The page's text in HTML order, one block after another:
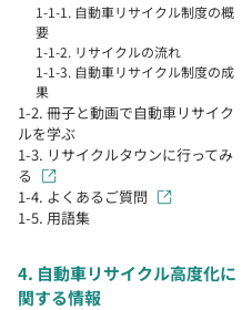
1-1-1. 自動車リサイクル制度の概
要
1-1-2. リサイクルの流れ
1-1-3. 自動車リサイクル制度の成
果
1-2. 冊子と動画で自動車リサイク
ルを学ぶ
1-3. リサイクルタウンに行ってみ
る
1-4. よくあるご質問
1-5. 用語集
4. 自動車リサイクル高度化に
関する情報